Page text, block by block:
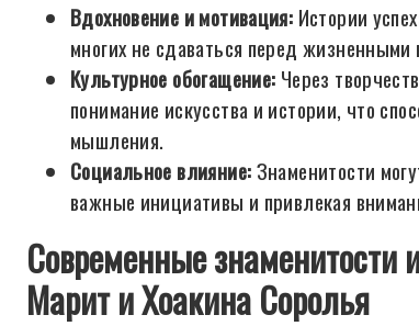
Вдохновение и мотивация: Истории
многих не сдаваться перед жизненными
Культурное обогащение: Через
понимание искусства и истории, что
мышления.
Социальное влияние:Знаменитости
важные инициативы и привлекая
Современные знаменитости
Марит и Хоакина Соролья